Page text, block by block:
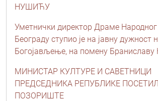
НУШИЋУ
Уметнички директор Драме
Београду ступио је на јавну дужност
Богојављење, на помену
МИНИСТАР КУЛТУРЕ И САВЕТНИЦИ
ПРЕДСЕДНИКА РЕПУБЛИКЕ
ПОЗОРИШТЕ